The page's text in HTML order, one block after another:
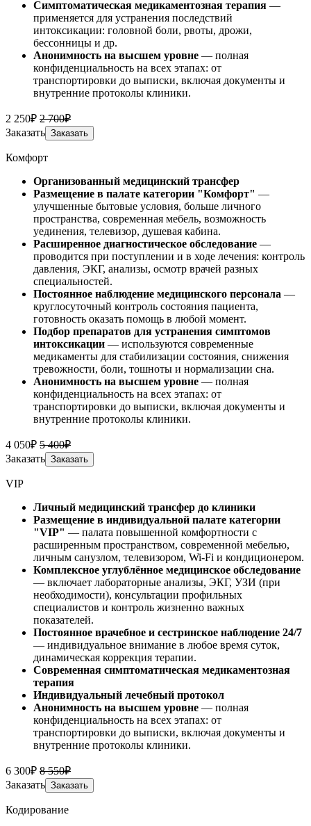
Симптоматическая медикаментозная терапия —
применяется для устранения последствий
интоксикации: головной боли, рвоты, дрожи,
бессонницы и др.
Анонимность на высшем уровне — полная
конфиденциальность на всех этапах: от
транспортировки до выписки, включая документы и
внутренние протоколы клиники.
2 250₽ 2 700₽
Заказать Заказать
Комфорт
Организованный медицинский трансфер
Размещение в палате категории "Комфорт" —
улучшенные бытовые условия, больше личного
пространства, современная мебель, возможность
уединения, телевизор, душевая кабина.
Расширенное диагностическое обследование —
проводится при поступлении и в ходе лечения: контроль
давления, ЭКГ, анализы, осмотр врачей разных
специальностей.
Постоянное наблюдение медицинского персонала —
круглосуточный контроль состояния пациента,
готовность оказать помощь в любой момент.
Подбор препаратов для устранения симптомов
интоксикации — используются современные
медикаменты для стабилизации состояния, снижения
тревожности, боли, тошноты и нормализации сна.
Анонимность на высшем уровне — полная
конфиденциальность на всех этапах: от
транспортировки до выписки, включая документы и
внутренние протоколы клиники.
4 050₽ 5 400₽
Заказать Заказать
VIP
Личный медицинский трансфер до клиники
Размещение в индивидуальной палате категории
"VIP" — палата повышенной комфортности с
расширенным пространством, современной мебелью,
личным санузлом, телевизором, Wi-Fi и кондиционером.
Комплексное углублённое медицинское обследование
— включает лабораторные анализы, ЭКГ, УЗИ (при
необходимости), консультации профильных
специалистов и контроль жизненно важных
показателей.
Постоянное врачебное и сестринское наблюдение 24/7
— индивидуальное внимание в любое время суток,
динамическая коррекция терапии.
Современная симптоматическая медикаментозная
терапия
Индивидуальный лечебный протокол
Анонимность на высшем уровне — полная
конфиденциальность на всех этапах: от
транспортировки до выписки, включая документы и
внутренние протоколы клиники.
6 300₽ 8 550₽
Заказать Заказать
Кодирование